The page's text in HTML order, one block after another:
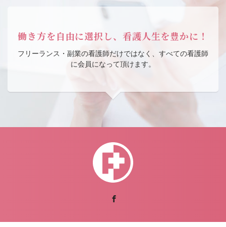
働き方を自由に選択し、看護人生を豊かに！
フリーランス・副業の看護師だけではなく、すべての看護師
に会員になって頂けます。